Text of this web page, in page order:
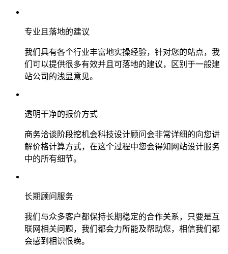
专业且落地的建议
我们具有各个行业丰富地实操经验，针对您的站点，我
们可以提供很多有效并且可落地的建议，区别于一般建
站公司的浅显意见。
透明干净的报价方式
商务洽谈阶段挖机会科技设计顾问会非常详细的向您讲
解价格计算方式，在这个过程中您会得知网站设计服务
中的所有细节。
长期顾问服务
我们与众多客户都保持长期稳定的合作关系，只要是互
联网相关问题，我们都会力所能及帮助您，相信我们都
会感到相识恨晚。